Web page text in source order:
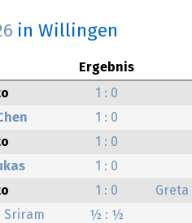
in Willingen
Ergebnis
1 : 0
1 : 0
1 : 0
1 : 0
1 : 0
Sriram ½ : ½